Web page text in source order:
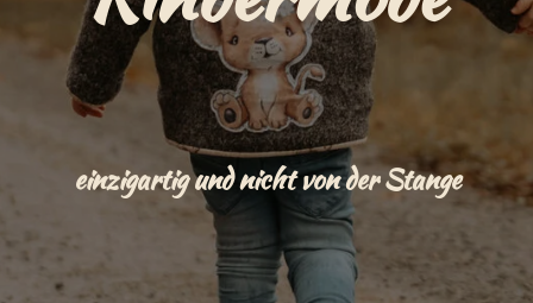
einzigartig und nicht von der Stange